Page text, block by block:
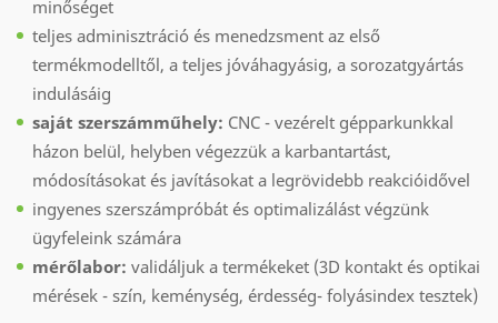
minőséget
teljes adminisztráció és menedzsment az első
termékmodelltől, a teljes jóváhagyásig, a sorozatgyártás
indulásáig
saját szerszámműhely: CNC - vezérelt gépparkunkkal
házon belül, helyben végezzük a karbantartást,
módosításokat és javításokat a legrövidebb reakcióidővel
ingyenes szerszámpróbát és optimalizálást végzünk
ügyfeleink számára
mérőlabor: validáljuk a termékeket (3D kontakt és optikai
mérések - szín, keménység, érdesség- folyásindex tesztek)